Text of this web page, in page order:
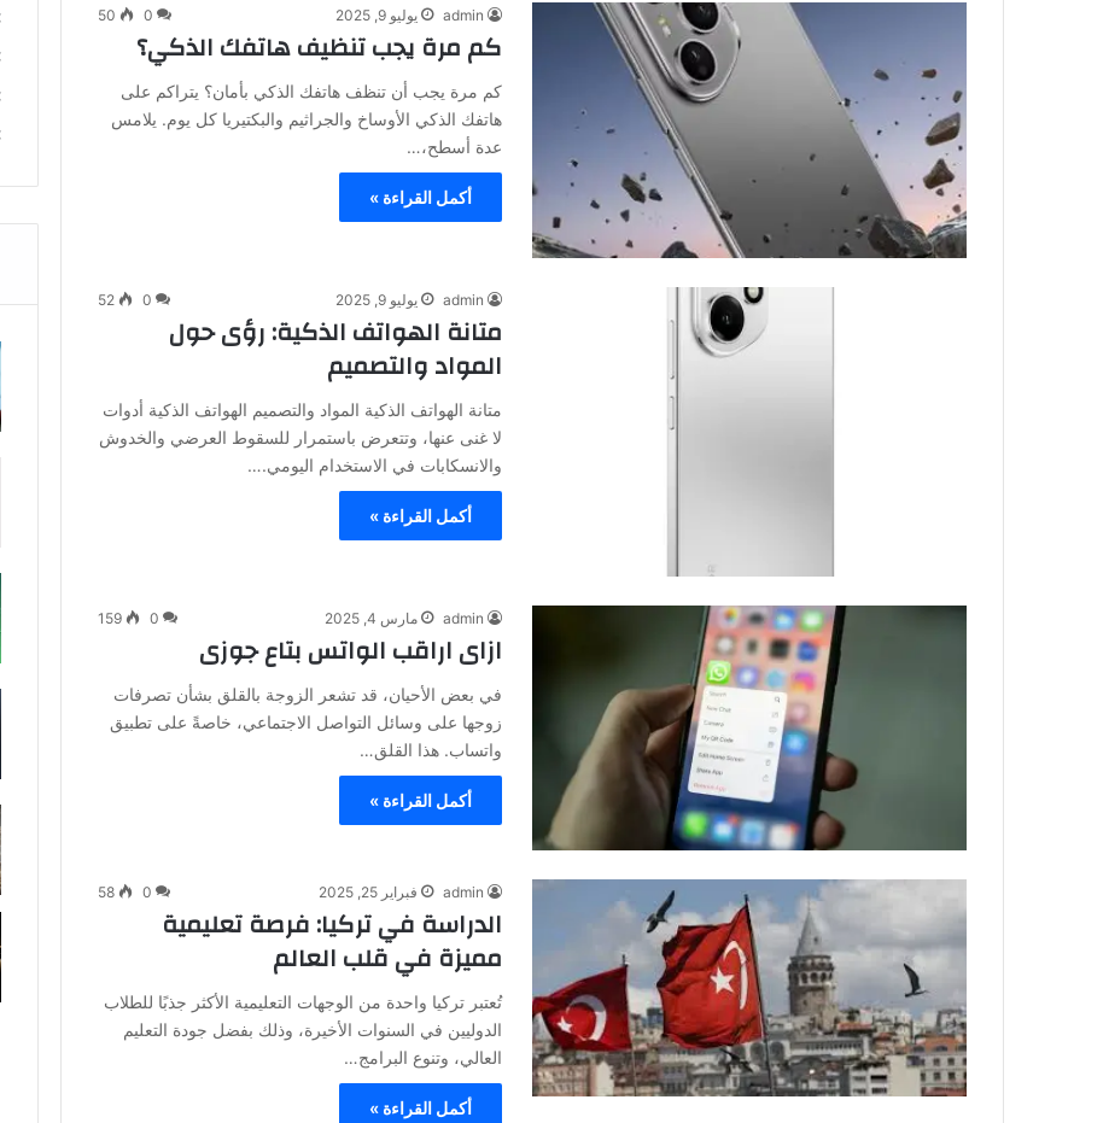
admin يوليو 9, 2025 0
50
كم مرة يجب تنظيف هاتفك الذكي؟
كم مرة يجب أن تنظف هاتفك الذكي بأمان؟ يتراكم على
هاتفك الذكي الأوساخ والجراثيم والبكتيريا كل يوم. يلامس
عدة أسطح،…
أكمل القراءة »
admin يوليو 9, 2025 0
52
متانة الهواتف الذكية: رؤى حول
المواد والتصميم
متانة الهواتف الذكية المواد والتصميم الهواتف الذكية أدوات
لا غنى عنها، وتتعرض باستمرار للسقوط العرضي والخدوش
والانسكابات في الاستخدام اليومي.…
أكمل القراءة »
admin مارس 4, 2025 0
159
ازاى اراقب الواتس بتاع جوزى
في بعض الأحيان، قد تشعر الزوجة بالقلق بشأن تصرفات
زوجها على وسائل التواصل الاجتماعي، خاصةً على تطبيق
واتساب. هذا القلق…
أكمل القراءة »
admin فبراير 25, 2025 0
58
الدراسة في تركيا: فرصة تعليمية
مميزة في قلب العالم
تُعتبر تركيا واحدة من الوجهات التعليمية الأكثر جذبًا للطلاب
الدوليين في السنوات الأخيرة، وذلك بفضل جودة التعليم
العالي، وتنوع البرامج…
أكمل القراءة »